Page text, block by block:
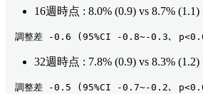
16週時点 : 8.0% (0.9) vs 8.7% (1.1)
調整差 -0.6 (95%CI -0.8~-0.3､
32週時点 : 7.8% (0.9) vs 8.3% (1.2)
調整差 -0.5 (95%CI -0.7~-0.2､